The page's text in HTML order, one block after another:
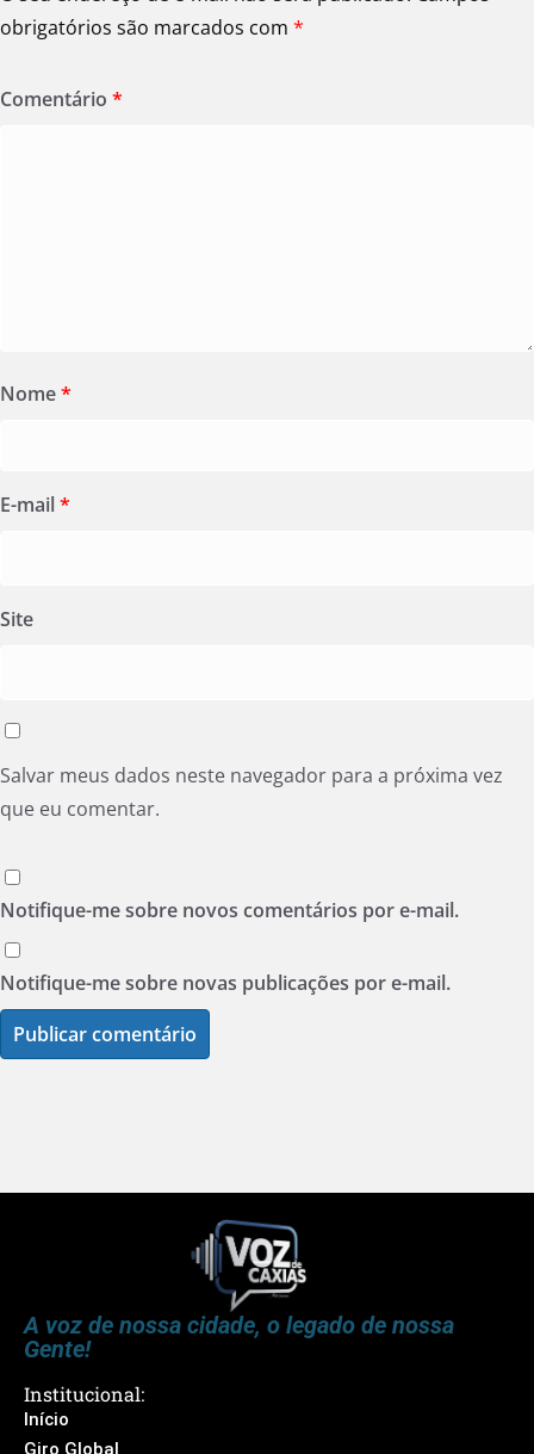
obrigatórios são marcados com *
Comentário *
Nome*
E-mail*
Site
Salvar meus dados neste navegador para a próxima vez
que eu comentar.
Notifique-me sobre novos comentários por e-mail.
Notifique-me sobre novas publicações por e-mail.
A voz de nossa cidade, o legado de nossa
Gente!
Institucional:
Início
Giro Global